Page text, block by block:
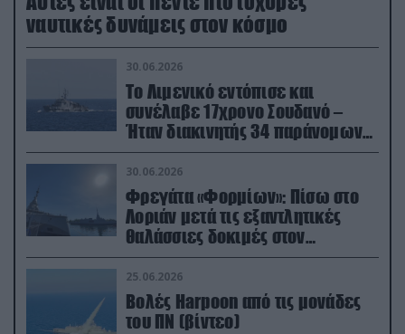
ναυτικές δυνάμεις στον κόσμο
30.06.2026
Το Λιμενικό εντόπισε και
συνέλαβε 17χρονο Σουδανό –
Ήταν διακινητής 34 παράνομων
μεταναστών
30.06.2026
Φρεγάτα «Φορμίων»: Πίσω στο
Λοριάν μετά τις εξαντλητικές
θαλάσσιες δοκιμές στον
απαιτητικό Βισκαϊκό
25.06.2026
Βολές Harpoon από τις μονάδες
του ΠΝ (βίντεο)